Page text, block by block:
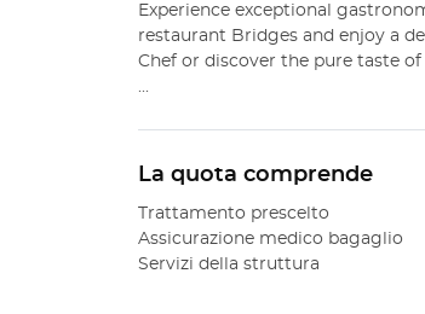
Experience exceptional
restaurant Bridges and enjoy a
Chef or discover the pure taste
La quota comprende
Trattamento prescelto
Assicurazione medico bagaglio
Servizi della struttura